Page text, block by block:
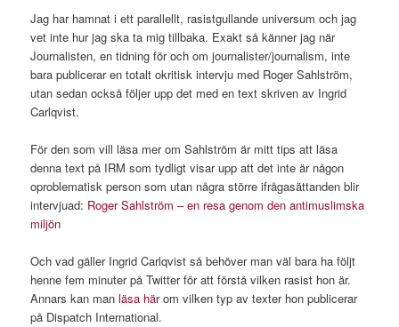
Jag har hamnat i ett parallellt, rasistgullande universum och jag
vet inte hur jag ska ta mig tillbaka. Exakt så känner jag när
Journalisten, en tidning för och om journalister/journalism, inte
bara publicerar en totalt okritisk intervju med Roger Sahlström,
utan sedan också följer upp det med en text skriven av Ingrid
Carlqvist.
För den som vill läsa mer om Sahlström är mitt tips att läsa
denna text på IRM som tydligt visar upp att det inte är någon
oproblematisk person som utan några större ifrågasättanden blir
intervjuad: Roger Sahlström – en resa genom den antimuslimska
miljön
Och vad gäller Ingrid Carlqvist så behöver man väl bara ha följt
henne fem minuter på Twitter för att förstå vilken rasist hon är.
Annars kan man läsa här om vilken typ av texter hon publicerar
på Dispatch International.